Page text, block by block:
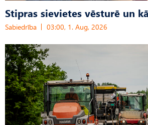
Stipras sievietes vēsturē un
Sabiedrība 03:00, 1. Aug, 2026